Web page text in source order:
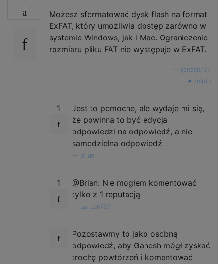
Możesz sformatować dysk flash na format
ExFAT, który umożliwia dostęp zarówno w
systemie Windows, jak i Mac. Ograniczenie
rozmiaru pliku FAT nie występuje w ExFAT.
ganesh737
źródło
1
Jest to pomocne, ale wydaje mi się,
że powinna to być edycja
odpowiedzi na odpowiedź, a nie
samodzielna odpowiedź.
Brian
1
@Brian: Nie mogłem komentować
tylko z 1 reputacją
ganesh737
Pozostawmy to jako osobną
odpowiedź, aby Ganesh mógł zyskać
trochę powtórzeń i komentować